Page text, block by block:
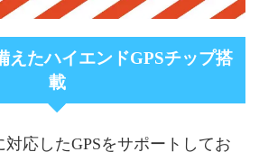
えたハイエンドGPSチップ搭
載
応したGPSをサポートしてお